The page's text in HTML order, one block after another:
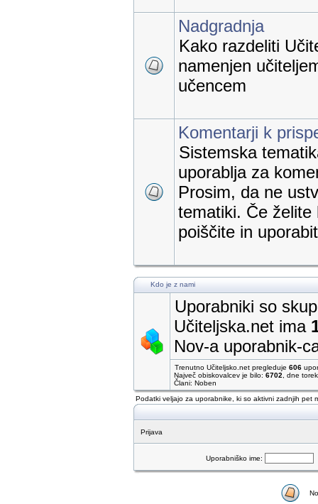
Nadgradnja
Kako razdeliti
namenjen
učencem
Komentarji k
Sistemska
uporablja za
Prosim, da ne
tematiki. Če želite
poiščite in
Kdo je z nami
Uporabniki so
Učiteljska.net ima
Nov-a uporabnik-
Trenutno Učiteljsko.net pregleduje 606
Največ obiskovalcev je bilo: 6702 , dne
Člani: Noben
Podatki veljajo za uporabnike, ki so aktivni zadnjih pet
Prijava
Uporabniško ime: